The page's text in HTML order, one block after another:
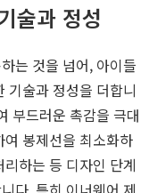
술과 정성
는 것을 넘어, 아이들
기술과 정성을 더합니
부드러운 촉감을 극대
봉제선을 최소화하
하는 등 디자인 단계